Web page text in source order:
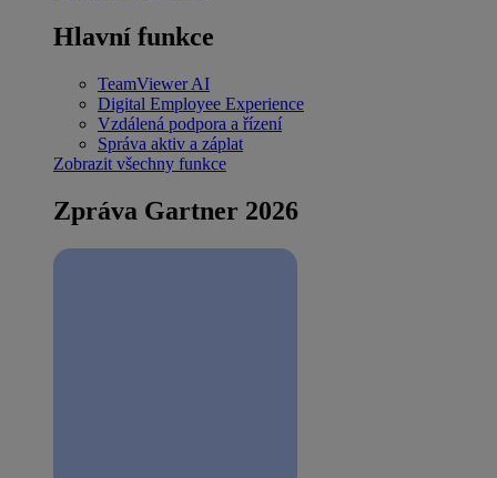
Hlavní funkce
TeamViewer AI
Digital Employee Experience
Vzdálená podpora a řízení
Správa aktiv a záplat
Zobrazit všechny funkce
Zpráva Gartner 2026